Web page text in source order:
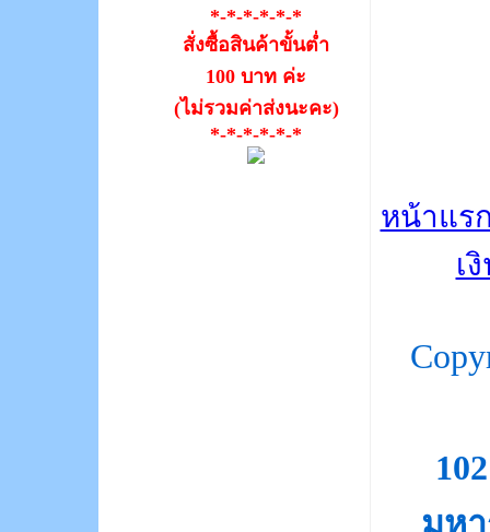
*-*-*-*-*-*
สั่งซื้อสินค้าขั้นต่ำ
100 บาท ค่ะ
(ไม่รวมค่าส่งนะคะ)
*-*-*-*-*-*
หน้าแร
เ
มห